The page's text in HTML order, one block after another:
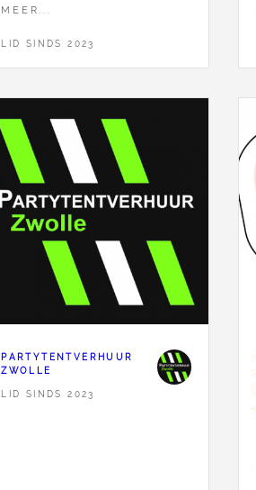
MEER...
LID SINDS 2023
PARTYTENTVERHUUR
ZWOLLE
LID SINDS 2023